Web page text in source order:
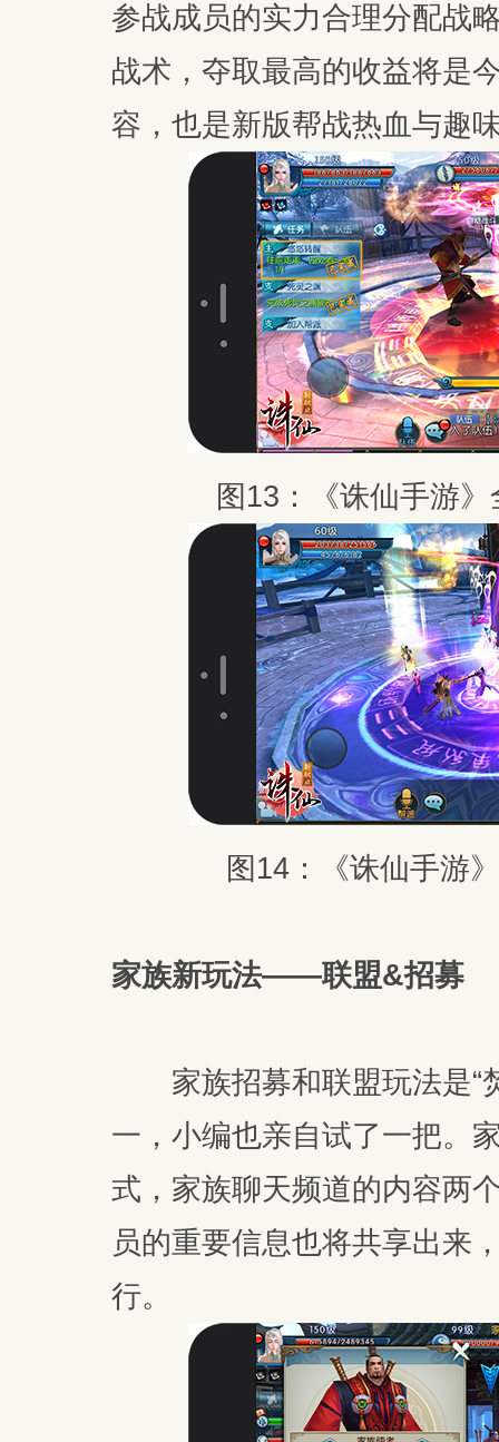
参战成员的实力合理分配战
战术，夺取最高的收益将是
容，也是新版帮战热血与趣
图13：《诛仙手游
图14：《诛仙手游
家族新玩法——联盟&招募
家族招募和联盟玩法是“
一，小编也亲自试了一把。
式，家族聊天频道的内容两
员的重要信息也将共享出来
行。